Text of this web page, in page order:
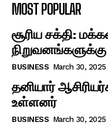
MOST POPULAR
சூரிய சக்தி:
நிறுவனங்களுக்கு
BUSINESS March 30, 2025
தனியார்
உள்ளனர்
BUSINESS March 30, 2025